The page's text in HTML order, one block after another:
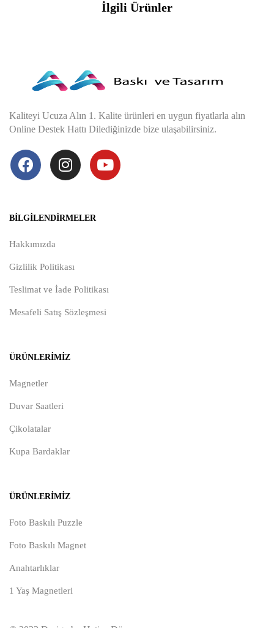
İlgili Ürünler
Kaliteyi Ucuza Alın 1. Kalite ürünleri en uygun fiyatlarla alın
Online Destek Hattı Dilediğinizde bize ulaşabilirsiniz.
BILGILENDIRMELER
Hakkımızda
Gizlilik Politikası
Teslimat ve İade Politikası
Mesafeli Satış Sözleşmesi
ÜRÜNLERIMIZ
Magnetler
Duvar Saatleri
Çikolatalar
Kupa Bardaklar
ÜRÜNLERIMIZ
Foto Baskılı Puzzle
Foto Baskılı Magnet
Anahtarlıklar
1 Yaş Magnetleri